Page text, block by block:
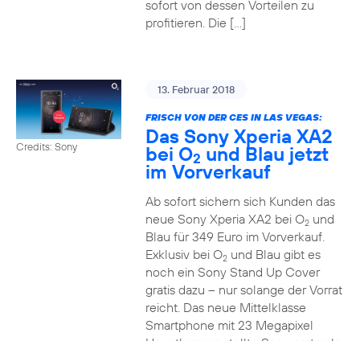
sofort von dessen Vorteilen zu
profitieren. Die […]
Credits: Sony
13. Februar 2018
FRISCH VON DER CES IN LAS VEGAS:
Das Sony Xperia XA2
bei O2 und Blau jetzt
im Vorverkauf
Ab sofort sichern sich Kunden das
neue Sony Xperia XA2 bei O2und
Blau für 349 Euro im Vorverkauf.
Exklusiv bei O2und Blau gibt es
noch ein Sony Stand Up Cover
gratis dazu – nur solange der Vorrat
reicht. Das neue Mittelklasse
Smartphone mit 23 Megapixel